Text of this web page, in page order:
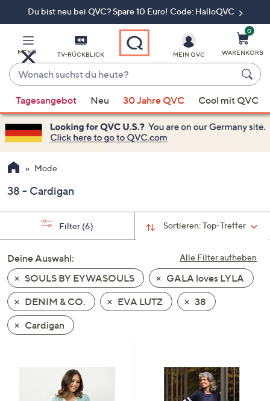
Du bist neu bei QVC? Spare 10 Euro! Code: HalloQVC
MENÜ TV-RÜCKBLICK
Wonach
suchst
du
heute?
Vorschläge
verfügbar
sind,
verwenden
Sie
Pfeiltasten
nach
und
nach
unten
oder
wischen
Sie
auf
MEIN QVC
0
WARENKORB
Tagesangebot Neu 30 Jahre QVC Cool mit QVC
Mode
38 - Cardigan
Sortieren:Top-Treffer
Filter (6)
Alle Filter aufheben
Deine Auswahl:
SOULS BY EYWASOULS
GALA loves LYLA
DENIM & CO.
EVA LUTZ
38
Cardigan